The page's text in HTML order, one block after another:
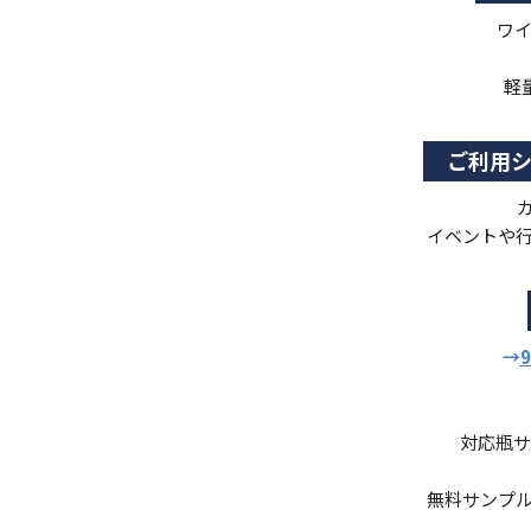
ワ
軽
ご利用
イベントや
→
対応瓶
無料サンプ